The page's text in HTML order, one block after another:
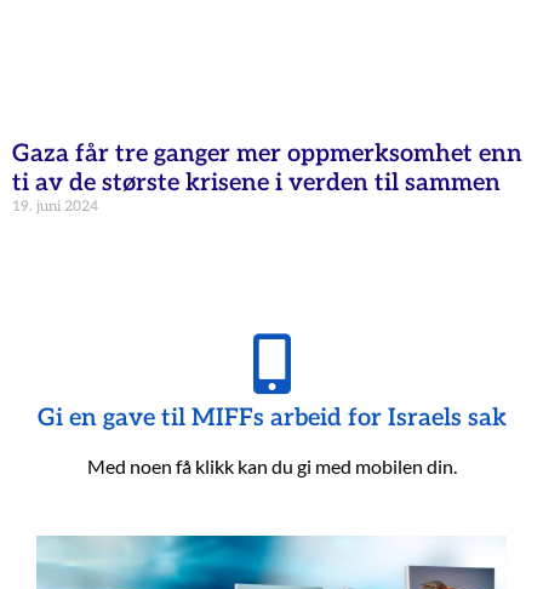
Gaza får tre ganger mer oppmerksomhet enn
ti av de største krisene i verden til sammen
19. juni 2024
Gi en gave til MIFFs arbeid for Israels sak
Med noen få klikk kan du gi med mobilen din.